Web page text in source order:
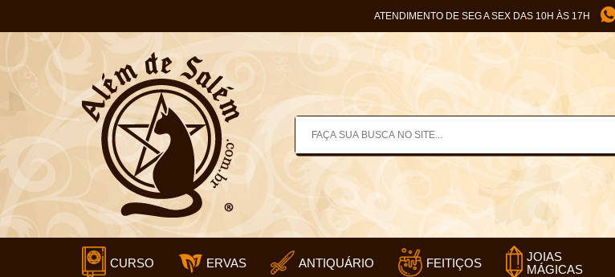
ATENDIMENTO DE SEG A SEX DAS 10H ÀS 17H
CURSO ERVAS ANTIQUÁRIO FEITIÇOS
JOIAS
MÁGICAS